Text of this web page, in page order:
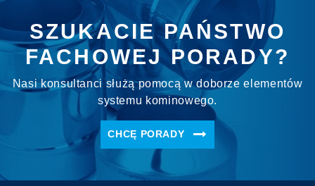
SZUKACIE PAŃSTWO
FACHOWEJ PORADY?
Nasi konsultanci służą pomocą w doborze elementów
systemu kominowego.
CHCĘ PORADY